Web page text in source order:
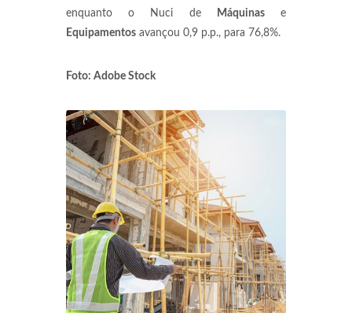
enquanto o Nuci de
Máquinase
Equipamentos avançou 0,9 p.p., para 76,8%.
Foto: Adobe Stock